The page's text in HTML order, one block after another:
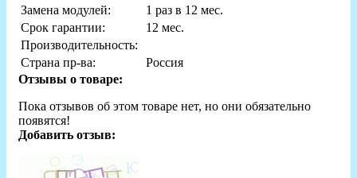
Замена модулей:
1 раз в 12 мес.
Срок гарантии:
12 мес.
Производительность:
Страна пр-ва:
Россия
Отзывы о товаре:
Пока отзывов об этом товаре нет, но они обязательно
появятся!
Добавить отзыв: